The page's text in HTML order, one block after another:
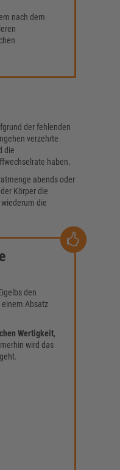
nach dem
der fehlenden
verzehrte
die
haben.
abends oder
Körper die
die
den
Absatz
Wertigkeit,
wird das